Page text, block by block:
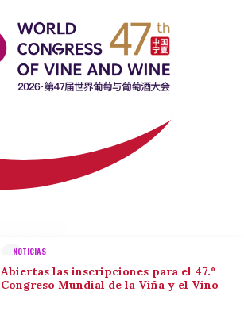
NOTICIAS
Abiertas las inscripciones para el 47.º
Congreso Mundial de la Viña y el Vino